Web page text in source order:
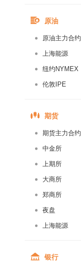
原油
原油主力合约
上海能源
纽约NYMEX
伦敦IPE
期货
期货主力合约
中金所
上期所
大商所
郑商所
夜盘
上海能源
银行